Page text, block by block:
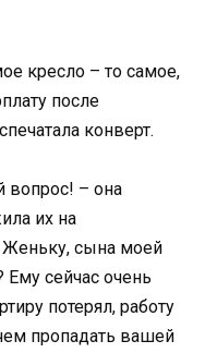
кресло – то самое,
после
конверт.
вопрос! – она
их на
сына моей
сейчас очень
потерял, работу
пропадать вашей